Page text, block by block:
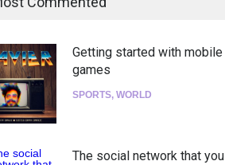
Getting started with mobile
games
SPORTS, WORLD
The social network that you